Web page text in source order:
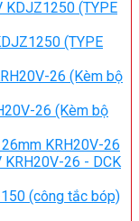
(TYPE
26 (Kèm bộ
KRH20V-26 - DCK